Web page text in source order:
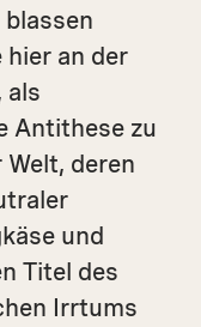
hier an der
als
Antithese zu
deren
und
Titel des
Irrtums